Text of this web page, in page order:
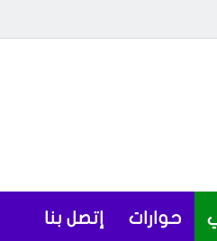
حوارات إتصل بنا